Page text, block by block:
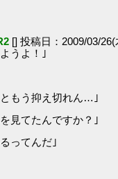
[] 投稿日：2009/03/
うよ！｣
もう抑え切れん…｣
見てたんですか？｣
ってんだ｣